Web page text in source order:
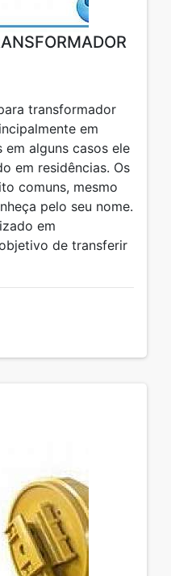
transformador
em
em alguns casos ele
em residências. Os
comuns, mesmo
pelo seu nome.
em
de transferir